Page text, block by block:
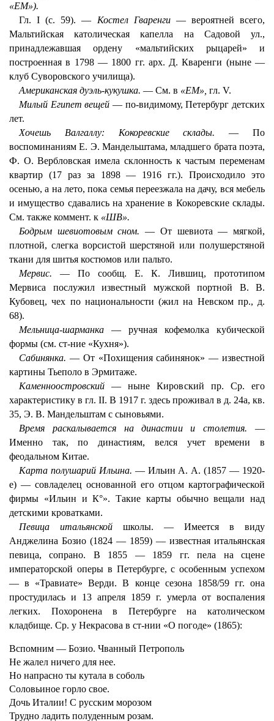
«ЕМ»).
Гл. I (с. 59). — Костел Гваренги— вероятней всего,
Мальтийская католическая капелла на Садовой ул.,
принадлежавшая ордену «мальтийских рыцарей» и
построенная в 1798 — 1800 гг. арх. Д. Кваренги (ныне —
клуб Суворовского училища).
Американская дуэль-кукушка. — См. в «ЕМ», гл. V.
Милый Египет вещей — по-видимому, Петербург детских
лет.
Хочешь Валгаллу: Кокоревские склады. — По
воспоминаниям Е. Э. Мандельштама, младшего брата поэта,
Ф. О. Вербловская имела склонность к частым переменам
квартир (17 раз за 1898 — 1916 гг.). Происходило это
осенью, а на лето, пока семья переезжала на дачу, вся мебель
и имущество сдавались на хранение в Кокоревские склады.
См. также коммент. к «ШВ».
Бодрым шевиотовым сном. — От шевиота — мягкой,
плотной, слегка ворсистой шерстяной или полушерстяной
ткани для шитья костюмов или пальто.
Мервис. — По сообщ. Е. К. Лившиц, прототипом
Мервиса послужил известный мужской портной В. В.
Кубовец, чех по национальности (жил на Невском пр., д.
68).
Мельница-шарманка — ручная кофемолка кубической
формы (см. ст-ние «Кухня»).
Сабинянка. — От «Похищения сабинянок» — известной
картины Тьеполо в Эрмитаже.
Каменноостровский — ныне Кировский пр. Ср. его
характеристику в гл. II. В 1917 г. здесь проживал в д. 24а, кв.
35, Э. В. Мандельштам с сыновьями.
Время раскалывается на династии и столетия. —
Именно так, по династиям, велся учет времени в
феодальном Китае.
Карта полушарий Ильина. — Ильин А. А. (1857 — 1920-
е) — совладелец основанной его отцом картографической
фирмы «Ильин и К°». Такие карты обычно вещали над
детскими кроватками.
Певица итальянской школы. — Имеется в виду
Анджелина Бозио (1824 — 1859) — известная итальянская
певица, сопрано. В 1855 — 1859 гг. пела на сцене
императорской оперы в Петербурге, с особенным успехом
— в «Травиате» Верди. В конце сезона 1858/59 гг. она
простудилась и 13 апреля 1859 г. умерла от воспаления
легких. Похоронена в Петербурге на католическом
кладбище. Ср. у Некрасова в ст-нии «О погоде» (1865):
Вспомним — Бозио. Чванный Петрополь
Не жалел ничего для нее.
Но напрасно ты кутала в соболь
Соловьиное горло свое.
Дочь Италии! С русским морозом
Трудно ладить полуденным розам.